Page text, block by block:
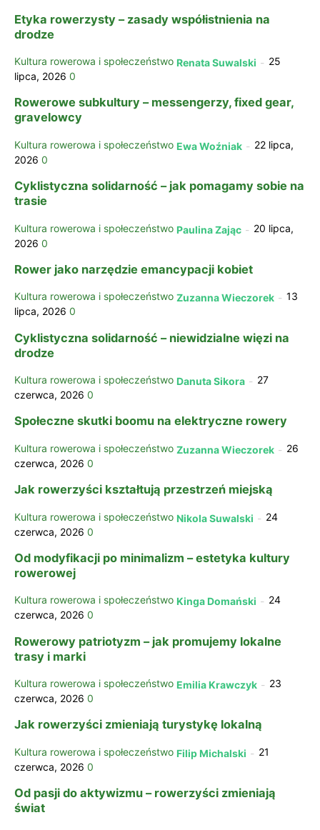
Etyka rowerzysty – zasady współistnienia na
drodze
Kultura rowerowa i społeczeństwo Renata Suwalski - 25
lipca, 2026 0
Rowerowe subkultury – messengerzy, fixed gear,
gravelowcy
Kultura rowerowa i społeczeństwo Ewa Woźniak - 22 lipca,
2026 0
Cyklistyczna solidarność – jak pomagamy sobie na
trasie
Kultura rowerowa i społeczeństwo Paulina Zając - 20 lipca,
2026 0
Rower jako narzędzie emancypacji kobiet
Kultura rowerowa i społeczeństwo Zuzanna Wieczorek - 13
lipca, 2026 0
Cyklistyczna solidarność – niewidzialne więzi na
drodze
Kultura rowerowa i społeczeństwo Danuta Sikora - 27
czerwca, 2026 0
Społeczne skutki boomu na elektryczne rowery
Kultura rowerowa i społeczeństwo Zuzanna Wieczorek - 26
czerwca, 2026 0
Jak rowerzyści kształtują przestrzeń miejską
Kultura rowerowa i społeczeństwo Nikola Suwalski - 24
czerwca, 2026 0
Od modyfikacji po minimalizm – estetyka kultury
rowerowej
Kultura rowerowa i społeczeństwo Kinga Domański - 24
czerwca, 2026 0
Rowerowy patriotyzm – jak promujemy lokalne
trasy i marki
Kultura rowerowa i społeczeństwo Emilia Krawczyk - 23
czerwca, 2026 0
Jak rowerzyści zmieniają turystykę lokalną
Kultura rowerowa i społeczeństwo Filip Michalski - 21
czerwca, 2026 0
Od pasji do aktywizmu – rowerzyści zmieniają
świat